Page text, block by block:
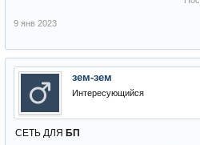
9 янв 2023
зем-зем
Интересующийся
СЕТЬ ДЛЯ БП